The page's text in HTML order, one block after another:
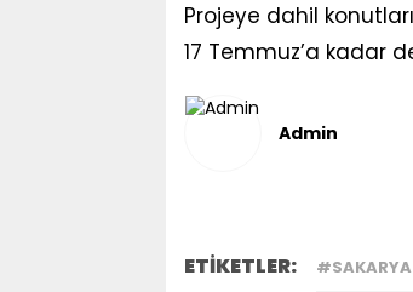
Projeye dahil
17 Temmuz’a kadar
Admin
ETİKETLER: